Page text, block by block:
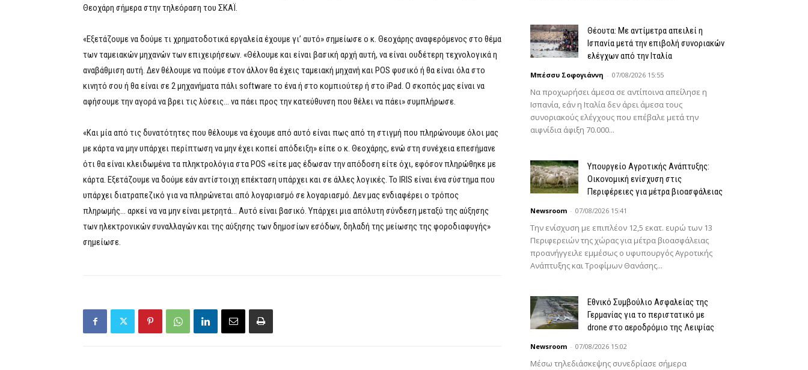
Θεοχάρη σήμερα στην τηλεόραση του ΣΚΑΪ.
«Εξετάζουμε να δούμε τι χρηματοδοτικά εργαλεία έχουμε γι’ αυτό» σημείωσε ο κ. Θεοχάρης αναφερόμενος στο θέμα
των ταμειακών μηχανών των επιχειρήσεων. «Θέλουμε και είναι βασική αρχή αυτή, να είναι ουδέτερη τεχνολογικά η
αναβάθμιση αυτή. Δεν θέλουμε να πούμε στον άλλον θα έχεις ταμειακή μηχανή και POS φυσικό ή θα είναι όλα στο
κινητό σου ή θα είναι σε 2 μηχανήματα πάλι software το ένα ή στο κομπιούτερ ή στο iΡad. Ο σκοπός μας είναι να
αφήσουμε την αγορά να βρει τις λύσεις… να πάει προς την κατεύθυνση που θέλει να πάει» συμπλήρωσε.
«Και μία από τις δυνατότητες που θέλουμε να έχουμε από αυτό είναι πως από τη στιγμή που πληρώνουμε όλοι μας
με κάρτα να μην υπάρχει περίπτωση να μην έχει κοπεί απόδειξη» είπε ο κ. Θεοχάρης, ενώ στη συνέχεια επεσήμανε
ότι θα είναι κλειδωμένα τα πληκτρολόγια στα POS «είτε μας έδωσαν την απόδοση είτε όχι, εφόσον πληρώθηκε με
κάρτα. Εξετάζουμε να δούμε εάν αντίστοιχη επέκταση υπάρχει και σε άλλες λογικές. Το IRIS είναι ένα σύστημα που
υπάρχει διατραπεζικό για να πληρώνεται από λογαριασμό σε λογαριασμό. Δεν μας ενδιαφέρει ο τρόπος
πληρωμής… αρκεί να να μην είναι μετρητά… Αυτό είναι βασικό. Υπάρχει μια απόλυτη σύνδεση μεταξύ της αύξησης
των ηλεκτρονικών συναλλαγών και της αύξησης των δημοσίων εσόδων, δηλαδή της μείωσης της φοροδιαφυγής»
σημείωσε.
Θέουτα: Με αντίμετρα απειλεί η
Ισπανία μετά την επιβολή συνοριακών
ελέγχων από την Ιταλία
Μπέσσυ Σοφογιάννη - 07/08/2026 15:55
Να προχωρήσει άμεσα σε αντίποινα απείλησε η
Ισπανία, εάν η Ιταλία δεν άρει άμεσα τους
συνοριακούς ελέγχους που επέβαλε μετά την
αιφνίδια άφιξη 70.000...
Υπουργείο Αγροτικής Ανάπτυξης:
Οικονομική ενίσχυση στις
Περιφέρειες για μέτρα βιοασφάλειας
Newsroom - 07/08/2026 15:41
Την ενίσχυση με επιπλέον 12,5 εκατ. ευρώ των 13
Περιφερειών της χώρας για μέτρα βιοασφάλειας
προανήγγειλε εμμέσως ο υφυπουργός Αγροτικής
Ανάπτυξης και Τροφίμων Θανάσης...
Εθνικό Συμβούλιο Ασφαλείας της
Γερμανίας για το περιστατικό με
drone στο αεροδρόμιο της Λειψίας
Newsroom - 07/08/2026 15:02
Μέσω τηλεδιάσκεψης συνεδρίασε σήμερα